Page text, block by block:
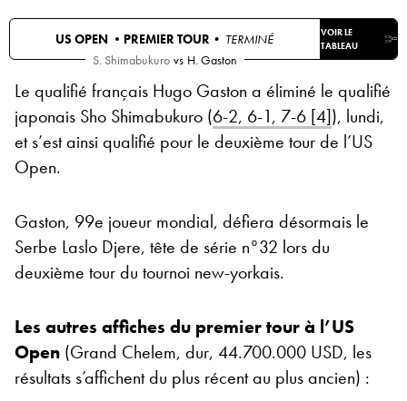
US OPEN • PREMIER TOUR • TERMINÉ
VOIR LE
TABLEAU
S. Shimabukuro vs H. Gaston
Le qualifié français Hugo Gaston a éliminé le qualifié
japonais Sho Shimabukuro (6-2, 6-1, 7-6 [4]), lundi,
et s’est ainsi qualifié pour le deuxième tour de l’US
Open.
Gaston, 99e joueur mondial, défiera désormais le
Serbe Laslo Djere, tête de série n°32 lors du
deuxième tour du tournoi new-yorkais.
Les autres affiches du premier tour à l’US
Open (Grand Chelem, dur, 44.700.000 USD, les
résultats s’affichent du plus récent au plus ancien) :